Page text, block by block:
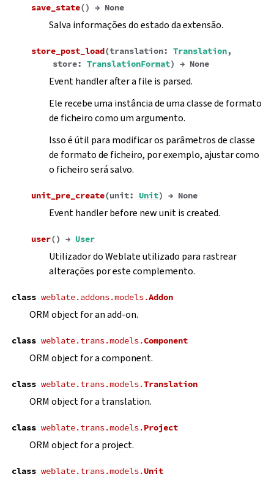
save_state() → None
Salva informações do estado da extensão.
store_post_load(translation: Translation,
store: TranslationFormat) → None
Event handler after a file is parsed.
Ele recebe uma instância de uma classe de formato
de ficheiro como um argumento.
Isso é útil para modificar os parâmetros de classe
de formato de ficheiro, por exemplo, ajustar como
o ficheiro será salvo.
unit_pre_create(unit: Unit) → None
Event handler before new unit is created.
user() → User
Utilizador do Weblate utilizado para rastrear
alterações por este complemento.
class weblate.addons.models.Addon
ORM object for an add-on.
class weblate.trans.models.Component
ORM object for a component.
class weblate.trans.models.Translation
ORM object for a translation.
class weblate.trans.models.Project
ORM object for a project.
class weblate.trans.models.Unit